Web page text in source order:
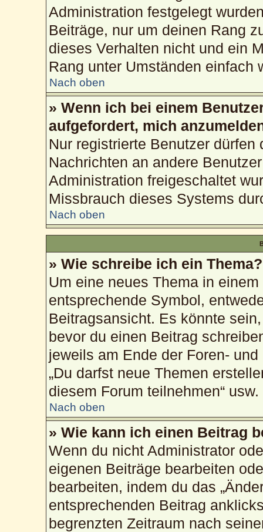
Administration festgelegt
Beiträge, nur um deinen Rang
dieses Verhalten nicht und ein
Rang unter Umständen einfach
Nach oben
» Wenn ich bei einem
aufgefordert, mich
Nur registrierte Benutzer
Nachrichten an andere
Administration freigeschaltet
Missbrauch dieses Systems
Nach oben
» Wie schreibe ich ein Thema?
Um eine neues Thema in
entsprechende Symbol,
Beitragsansicht. Es könnte
bevor du einen Beitrag
jeweils am Ende der Foren-
„Du darfst neue Themen
diesem Forum teilnehmen“ usw.
Nach oben
» Wie kann ich einen Beitrag
Wenn du nicht Administrator
eigenen Beiträge bearbeiten
bearbeiten, indem du das
entsprechenden Beitrag
begrenzten Zeitraum nach